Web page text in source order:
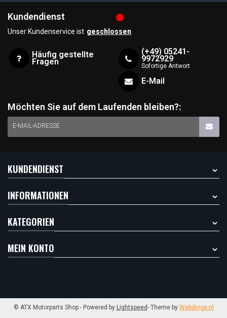
Kundendienst
Unser Kundenservice ist geschlossen
Häufig gestellte
Fragen
(+49) 05241-
9972929
Sofortige Antwort
E-Mail
Möchten Sie auf dem Laufenden bleiben?:
E-MAIL-ADRESSE
KUNDENDIENST
INFORMATIONEN
KATEGORIEN
MEIN KONTO
© ATX Motorparts Shop - Powered by Lightspeed- Theme by Webdinge.nl